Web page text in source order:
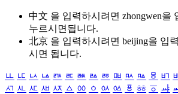
中文 을 입력하시려면 zhongwen을
누르시면됩니다.
北京 을 입력하시려면 beijing을 입
시면 됩니다.
ㅥ ㅦ ㅧ ㅨ ㅩ ㅪ ㅫ ㅬ ㅭ ㅮ ㅯ ㅰ ㅱ ㅲ
ㅺ ㅻ ㅼ ㅽ ㅾ ㅿ ㆀ ㆁ ㆂ ㆃ ㆄ ㆅ ㆆ ㆇ